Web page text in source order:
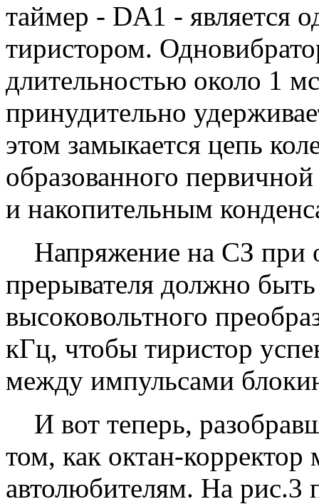
таймер - DA1 - является
тиристором.
длительностью около 1
принудительно
этом замыкается цепь
образованного
и накопительным
Напряжение на СЗ при
прерывателя должно
высоковольтного
кГц, чтобы тиристор
между импульсами
И вот теперь,
том, как октан-
автолюбителям. На рис.3